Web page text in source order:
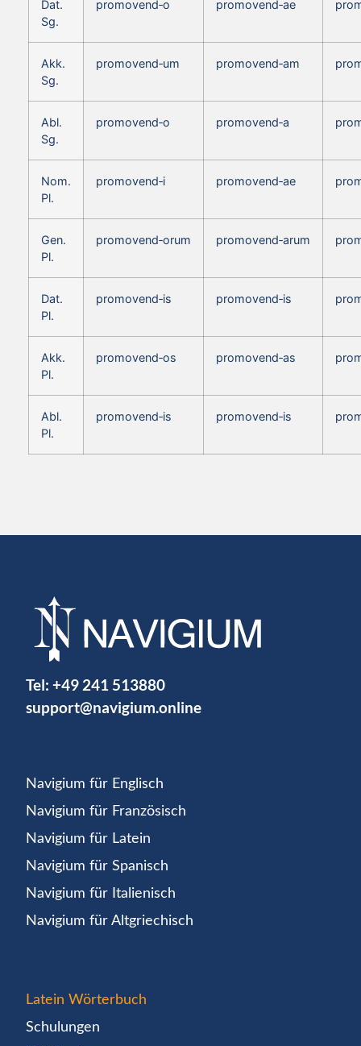
Dat.
Sg.
promovend‑o promovend‑ae
Akk.
Sg.
promovend‑um promovend‑am
Abl.
Sg.
promovend‑o promovend‑a
Nom.
Pl.
promovend‑i promovend‑ae
Gen.
Pl.
promovend‑orum promovend‑arum
Dat.
Pl.
promovend‑is promovend‑is
Akk.
Pl.
promovend‑os promovend‑as
Abl.
Pl.
promovend‑is promovend‑is
Tel: +49 241 513880
support@navigium.online
Navigium für Englisch
Navigium für Französisch
Navigium für Latein
Navigium für Spanisch
Navigium für Italienisch
Navigium für Altgriechisch
Latein Wörterbuch
Schulungen